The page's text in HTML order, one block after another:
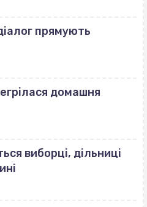
прямують
домашня
виборці, дільниці